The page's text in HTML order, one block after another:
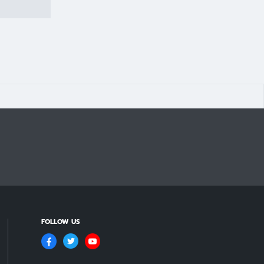
FOLLOW US